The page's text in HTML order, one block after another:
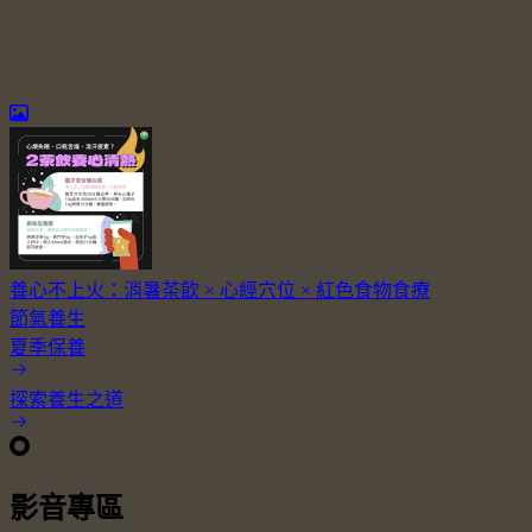
養心不上火：消暑茶飲 × 心經穴位 × 紅色食物食療
節氣養生
夏季保養
探索養生之道
影音專區